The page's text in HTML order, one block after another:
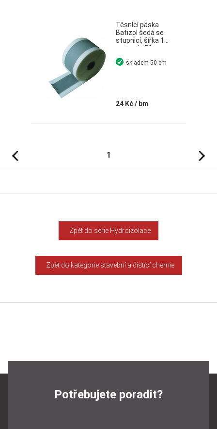
Těsnící páska
Batizol šedá se
stupnicí, šířka 120
mm, role 50 m
24 Kč/ bm
skladem 50 bm
Předchozí 1
Zpět do série Hydroizolace
Zpět do kategorie stavební a čistící chemie
Potřebujete poradit?